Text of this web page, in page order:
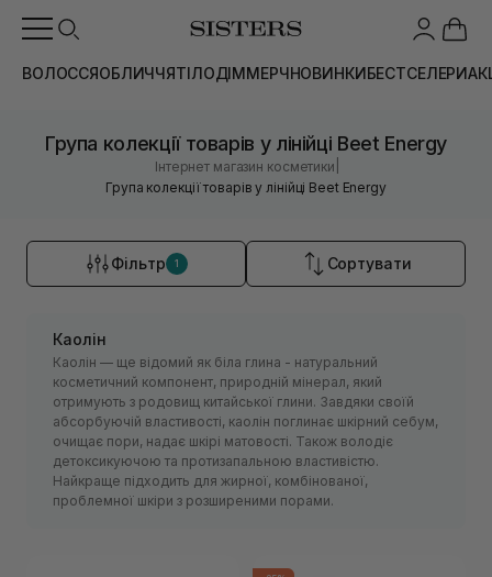
ВОЛОССЯОБЛИЧЧЯТІЛОДІММЕРЧНОВИНКИБЕСТСЕЛЕРИ
Група колекції товарів у лінійці Beet Energy
Інтернет магазин косметики
Група колекції товарів у лінійці Beet Energy
Фільтр 1 Сортувати
Каолін
Каолін — ще відомий як біла глина - натуральний
косметичний компонент, природній мінерал, який
отримують з родовищ китайської глини. Завдяки своїй
абсорбуючій властивості, каолін поглинає шкірний себум,
очищає пори, надає шкірі матовості. Також володіє
детоксикуючою та протизапальною властивістю.
Найкраще підходить для жирної, комбінованої,
проблемної шкіри з розширеними порами.